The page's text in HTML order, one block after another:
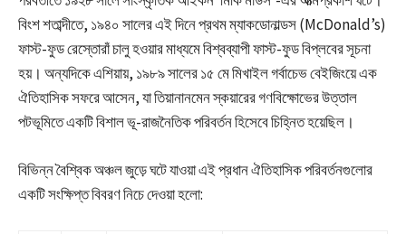
বিংশ শতাব্দীতে, ১৯৪০ সালের এই দিনে প্রথম ম্যাকডোনাল্ডস (McDonald’s)
ফাস্ট-ফুড রেস্তোরাঁ চালু হওয়ার মাধ্যমে বিশ্বব্যাপী ফাস্ট-ফুড বিপ্লবের সূচনা
হয়। অন্যদিকে এশিয়ায়, ১৯৮৯ সালের ১৫ মে মিখাইল গর্বাচেভ বেইজিংয়ে এক
ঐতিহাসিক সফরে আসেন, যা তিয়ানানমেন স্কয়ারের গণবিক্ষোভের উত্তাল
পটভূমিতে একটি বিশাল ভূ-রাজনৈতিক পরিবর্তন হিসেবে চিহ্নিত হয়েছিল।
বিভিন্ন বৈশ্বিক অঞ্চল জুড়ে ঘটে যাওয়া এই প্রধান ঐতিহাসিক পরিবর্তনগুলোর
একটি সংক্ষিপ্ত বিবরণ নিচে দেওয়া হলো: